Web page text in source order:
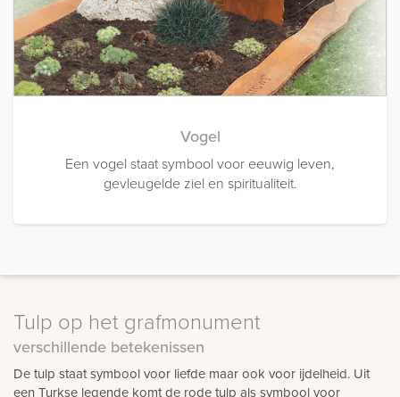
Vogel
Een vogel staat symbool voor eeuwig leven,
gevleugelde ziel en spiritualiteit.
Tulp op het grafmonument
verschillende betekenissen
De tulp staat symbool voor liefde maar ook voor ijdelheid. Uit
een Turkse legende komt de rode tulp als symbool voor